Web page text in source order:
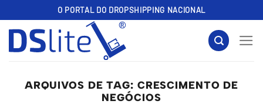
to
content
O PORTAL DO DROPSHIPPING NACIONAL
ARQUIVOS DE TAG: CRESCIMENTO DE
NEGÓCIOS